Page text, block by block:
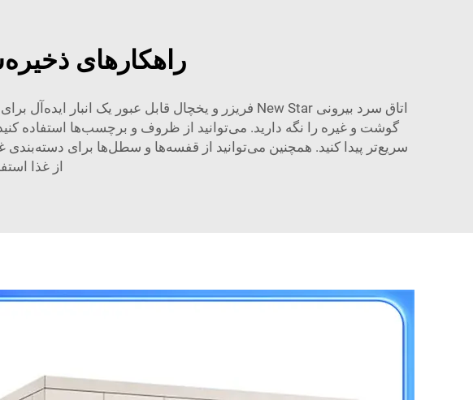
راهکارهای
اتاق سرد بیرونی New Star فریزر و یخچال قابل عبور یک انبار ایده‌آل
گوشت و غیره را نگه دارید. می‌توانید از ظروف و برچسب‌ها استفاده
سریع‌تر پیدا کنید. همچنین می‌توانید از قفسه‌ها و سطل‌ها برای دسته‌بندی
از غذا